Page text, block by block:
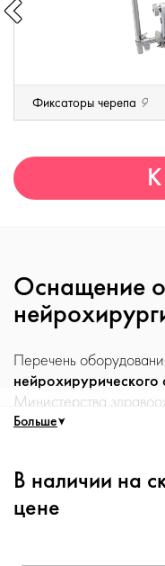
Фиксаторы черепа 9
Оснащение
Перечень
нейрохирурического
Министерства
№ 931н «Об
нейрохирурического
аппараты и инструменты:
Аспиратор
Больше
В наличии на
цене